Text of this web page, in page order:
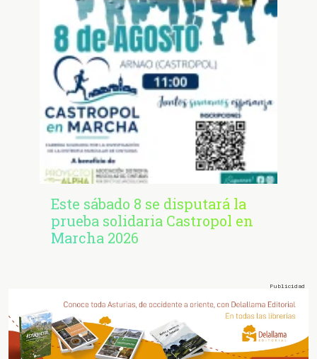
Este sábado 8 se disputará la
prueba solidaria Castropol en
Marcha 2026